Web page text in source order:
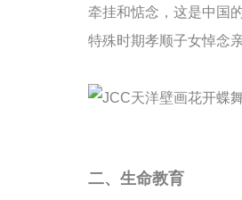
牵挂和惦念，这是中国
特殊时期孝顺子女悼念
二、生命教育